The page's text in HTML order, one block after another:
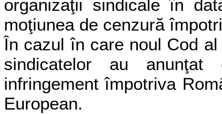
organizaţii sindicale în
moţiunea de cenzură
În cazul în care noul Cod
sindicatelor au
infringement împotriva
European.